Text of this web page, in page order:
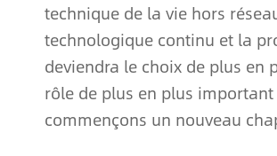
technique de la vie hors
technologique continu et la
deviendra le choix de plus en
rôle de plus en plus
commençons un nouveau